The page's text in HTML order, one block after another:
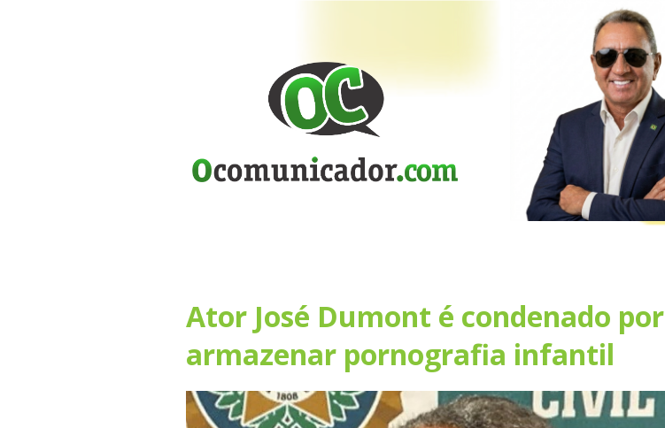
Ator José Dumont é condenado por
armazenar pornografia infantil